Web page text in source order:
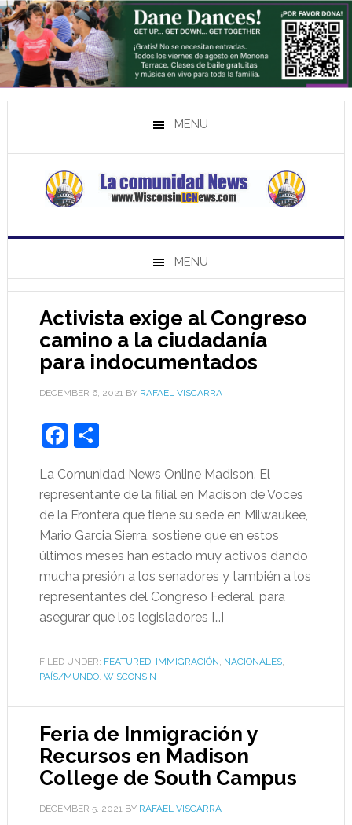
MENU
MENU
Activista exige al Congreso
camino a la ciudadanía
para indocumentados
DECEMBER 6, 2021BY RAFAEL VISCARRA
Facebook
Share
La Comunidad News Online Madison. El
representante de la filial en Madison de Voces
de la Frontera que tiene su sede en Milwaukee,
Mario Garcia Sierra, sostiene que en estos
últimos meses han estado muy activos dando
mucha presión a los senadores y también a los
representantes del Congreso Federal, para
asegurar que los legisladores […]
FILED UNDER: FEATURED, IMMIGRACIÓN, NACIONALES,
PAÍS/MUNDO, WISCONSIN
Feria de Inmigración y
Recursos en Madison
College de South Campus
DECEMBER 5, 2021BY RAFAEL VISCARRA